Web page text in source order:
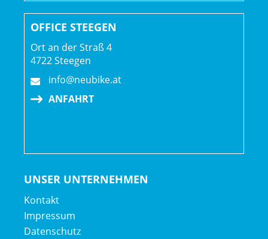
OFFICE STEEGEN
Ort an der Straß 4
4722 Steegen
info@neubike.at
ANFAHRT
UNSER UNTERNEHMEN
Kontakt
Impressum
Datenschutz